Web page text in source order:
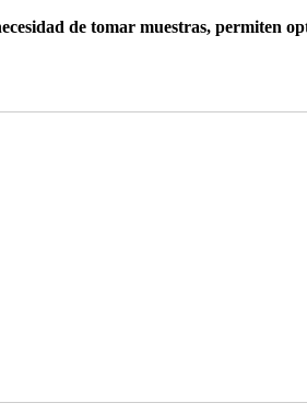
de tomar muestras, permiten